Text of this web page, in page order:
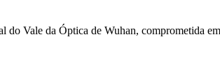
Vale da Óptica de Wuhan, comprometida